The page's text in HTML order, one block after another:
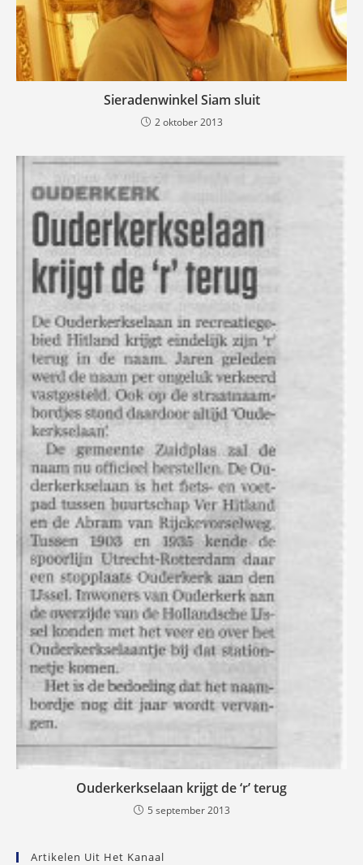
Sieradenwinkel Siam sluit
2 oktober 2013
Ouderkerkselaan krijgt de ‘r’ terug
5 september 2013
Artikelen Uit Het Kanaal